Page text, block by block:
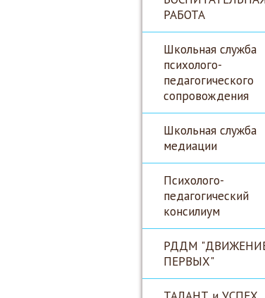
РАБОТА
Школьная служба
психолого-
педагогического
сопровождения
Школьная служба
медиации
Психолого-
педагогический
консилиум
РДДМ
ПЕРВЫХ"